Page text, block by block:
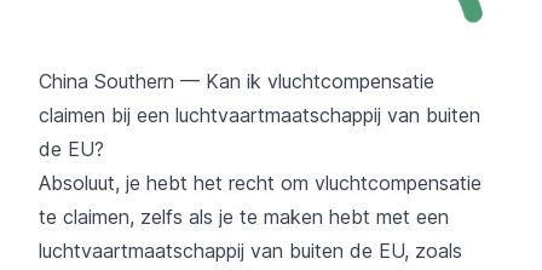
China Southern — Kan ik vluchtcompensatie
claimen bij een luchtvaartmaatschappij van buiten
de EU?
Absoluut, je hebt het recht om vluchtcompensatie
te claimen, zelfs als je te maken hebt met een
luchtvaartmaatschappij van buiten de EU, zoals